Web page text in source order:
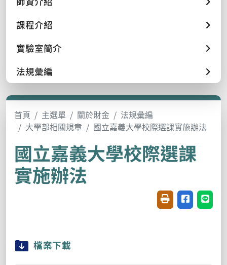
課程介紹
實驗室簡介
法規彙編
首頁 主選單 關於財金
法規彙編
大學部相關規章
國立嘉義大學校際選課實施辦法
國立嘉義大學校際選課
實施辦法
友善列印(開新視
分享至臉書
分享
檔案下載